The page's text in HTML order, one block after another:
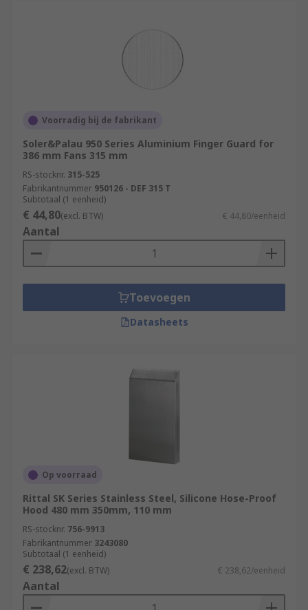
Voorradig bij de fabrikant
Soler&Palau 950 Series Aluminium Finger Guard for
386 mm Fans 315 mm
RS-stocknr. 315-525
Fabrikantnummer 950126 - DEF 315 T
Subtotaal (1 eenheid)
€ 44,80(excl. BTW) € 44,80/eenheid
Aantal
Toevoegen
Datasheets
Op voorraad
Rittal SK Series Stainless Steel, Silicone Hose-Proof
Hood 480 mm 350mm, 110 mm
RS-stocknr. 756-9913
Fabrikantnummer 3243080
Subtotaal (1 eenheid)
€ 238,62(excl. BTW) € 238,62/eenheid
Aantal